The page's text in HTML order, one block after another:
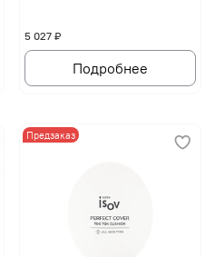
5 027 ₽
Подробнее
Предзаказ